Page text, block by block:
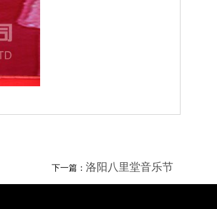
下一篇： 洛阳八里堂音乐节